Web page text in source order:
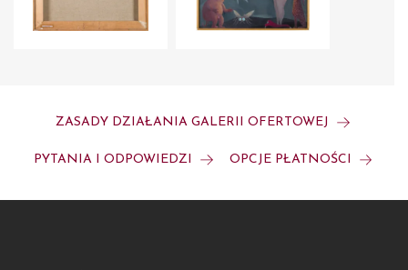
ZASADY DZIAŁANIA GALERII OFERTOWEJ
PYTANIA I ODPOWIEDZI OPCJE PŁATNOŚCI